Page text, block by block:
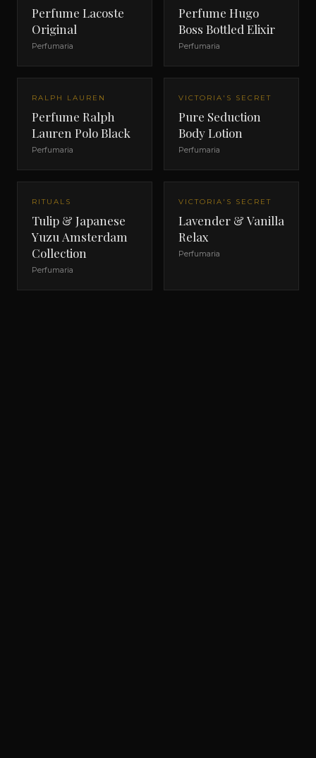
Perfume Lacoste
Original
Perfumaria
Perfume Hugo
Boss Bottled Elixir
Perfumaria
RALPH LAUREN
Perfume Ralph
Lauren Polo Black
Perfumaria
VICTORIA'S SECRET
Pure Seduction
Body Lotion
Perfumaria
RITUALS
Tulip & Japanese
Yuzu Amsterdam
Collection
Perfumaria
VICTORIA'S SECRET
Lavender & Vanilla
Relax
Perfumaria